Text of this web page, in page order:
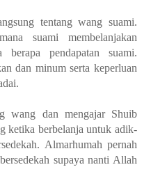
tentang wang suami.
suami membelanjakan
pendapatan suami.
dan minum serta keperluan
wang dan mengajar Shuib
ketika berbelanja untuk adik-
Almarhumah pernah
supaya nanti Allah